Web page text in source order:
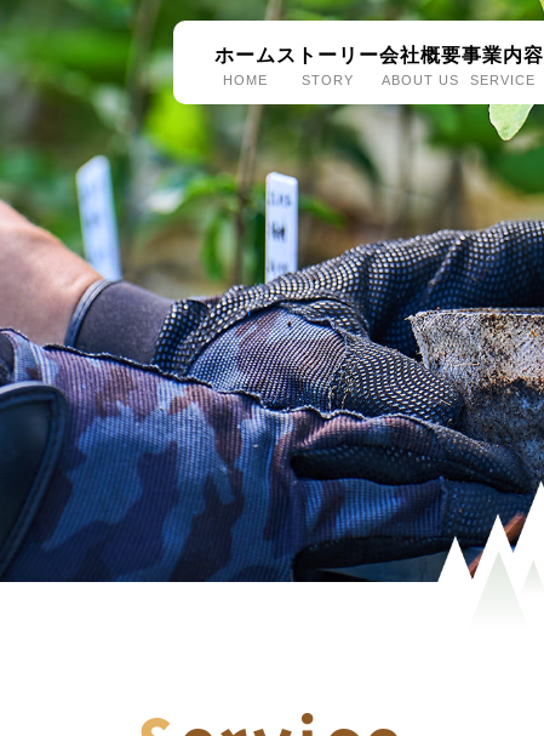
ホーム
HOME
ストーリー
STORY
会社概要
ABOUT US
事業内容
SERVICE